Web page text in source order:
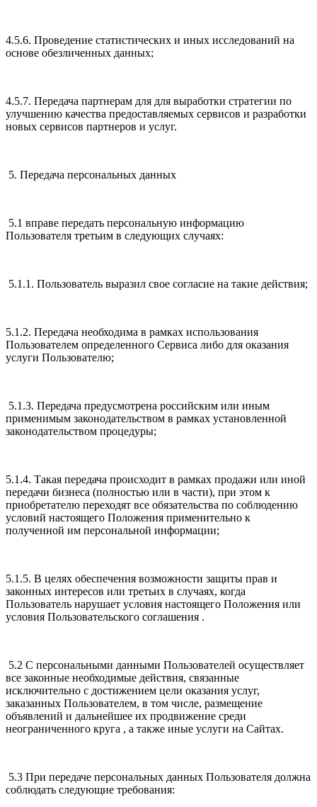
4.5.6. Проведение статистических и иных исследований на
основе обезличенных данных;
4.5.7. Передача партнерам для для выработки стратегии по
улучшению качества предоставляемых сервисов и разработки
новых сервисов партнеров и услуг.
5. Передача персональных данных
5.1 вправе передать персональную информацию
Пользователя третьим в следующих случаях:
5.1.1. Пользователь выразил свое согласие на такие действия;
5.1.2. Передача необходима в рамках использования
Пользователем определенного Сервиса либо для оказания
услуги Пользователю;
5.1.3. Передача предусмотрена российским или иным
применимым законодательством в рамках установленной
законодательством процедуры;
5.1.4. Такая передача происходит в рамках продажи или иной
передачи бизнеса (полностью или в части), при этом к
приобретателю переходят все обязательства по соблюдению
условий настоящего Положения применительно к
полученной им персональной информации;
5.1.5. В целях обеспечения возможности защиты прав и
законных интересов или третьих в случаях, когда
Пользователь нарушает условия настоящего Положения или
условия Пользовательского соглашения .
5.2 С персональными данными Пользователей осуществляет
все законные необходимые действия, связанные
исключительно с достижением цели оказания услуг,
заказанных Пользователем, в том числе, размещение
объявлений и дальнейшее их продвижение среди
неограниченного круга , а также иные услуги на Сайтах.
5.3 При передаче персональных данных Пользователя должна
соблюдать следующие требования: